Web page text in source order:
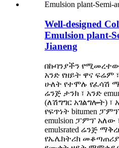
Well-designed
Emulsion plant-
Jianeng
በኩባንያችን የሚመረተው
አንድ የዘይት ዋና ፍሬም
ሁለት የተሞሉ የፈሳሽ
ሬንጅ ታንክ ፣ አንድ
(ለሽግግር አገልግሎት)
የፍጥነት bitumen
emulsion ፓምፕ አለው
emulsrated ሬንጅ
የኤሌክትሪክ